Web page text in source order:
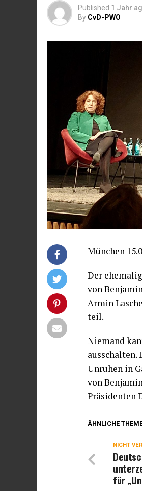
Published 1 Jahr
By CvD-PWO
München
Der
von
Armin
teil.
Niemand
ausschalten.
Unruhen in
von
Präsidenten
ÄHNLICHE
NICHT
für